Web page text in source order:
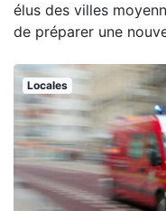
élus des villes
de préparer une
Locales